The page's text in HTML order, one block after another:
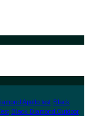
Apollo test Black
Black Diamond Outdoor